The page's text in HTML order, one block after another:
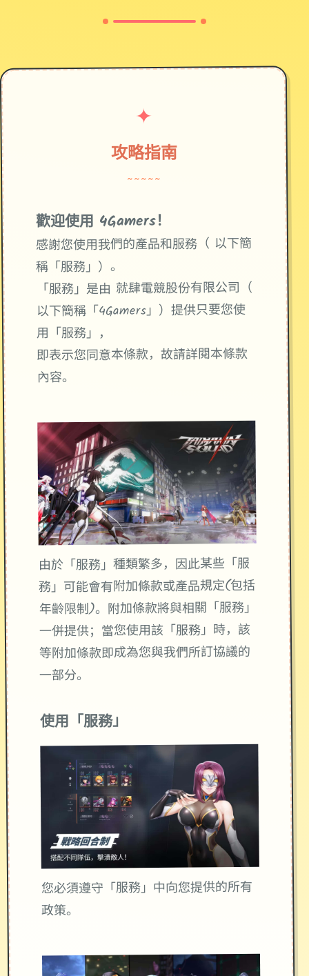
✦
攻略指南
~~~~~
歡迎使用 4Gamers！
感謝您使用我們的產品和服務（ 以下簡
稱「服務」）。
「服務」是由 就肆電競股份有限公司（
以下簡稱「4Gamers」）提供只要您使
用「服務」，
即表示您同意本條款，故請詳閱本條款
內容。
由於「服務」種類繁多，因此某些「服
務」可能會有附加條款或產品規定(包括
年齡限制)。附加條款將與相關「服務」
一併提供；當您使用該「服務」時，該
等附加條款即成為您與我們所訂協議的
一部分。
使用「服務」
您必須遵守「服務」中向您提供的所有
政策。